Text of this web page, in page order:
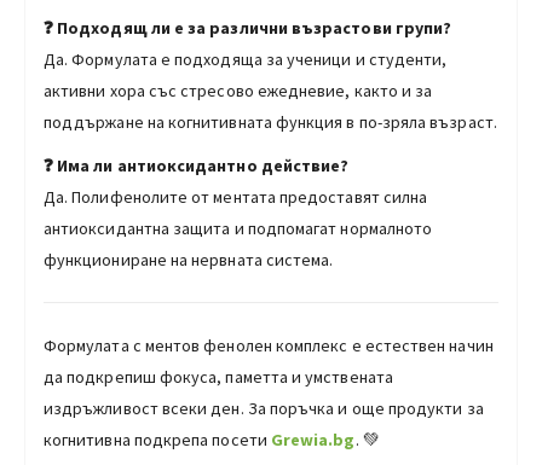
❓ Подходящ ли е за различни възрастови групи?
Да. Формулата е подходяща за ученици и студенти,
активни хора със стресово ежедневие, както и за
поддържане на когнитивната функция в по-зряла възраст.
❓ Има ли антиоксидантно действие?
Да. Полифенолите от ментата предоставят силна
антиоксидантна защита и подпомагат нормалното
функциониране на нервната система.
Формулата с ментов фенолен комплекс е естествен начин
да подкрепиш фокуса, паметта и умствената
издръжливост всеки ден. За поръчка и още продукти за
когнитивна подкрепа посети Grewia.bg. 💚